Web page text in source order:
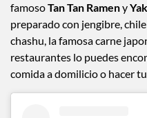
famosoTan Tan Rameny
preparado con jengibre,
chashu, la famosa carne
restaurantes lo puedes
comida a domilicio o hacer